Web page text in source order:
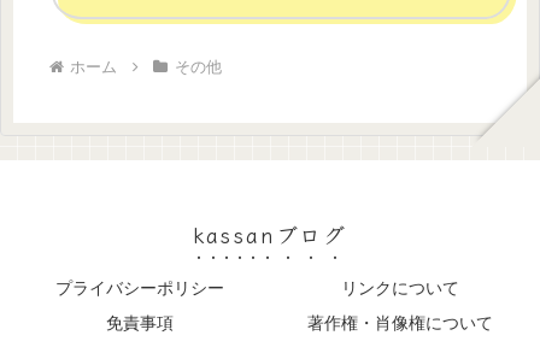
ホーム その他
kassanブログ
プライバシーポリシー
リンクについて
免責事項
著作権・肖像権について